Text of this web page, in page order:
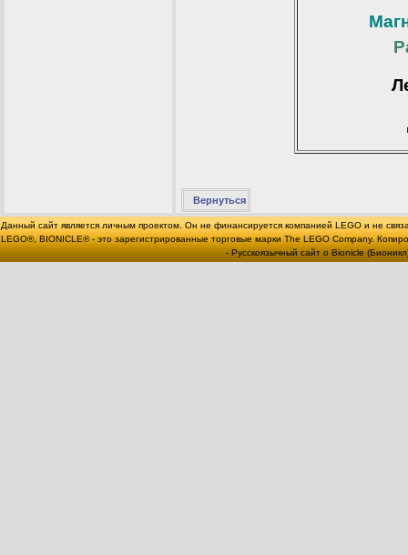
Вернуться
Данный сайт является личным проектом. Он не финансируется компанией LEGO и не
LEGO®, BIONICLE® - это зарегистрированные торговые марки The LEGO Company.
- Русскоязычный сайт о Bionicle